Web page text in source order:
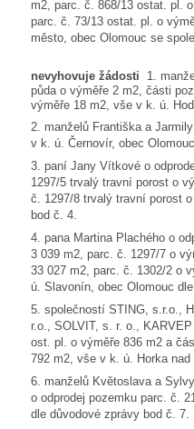
m2, parc. č. 868/13 ostat. pl.
parc. č. 73/13 ostat. pl. o
město, obec Olomouc se
nevyhovuje žádosti 1.
půda o výměře 2 m2, části
výměře 18 m2, vše v k. ú.
2. manželů Františka a
v k. ú. Černovír, obec
3. paní Jany Vítkové o
1297/5 trvalý travní porost o
č. 1297/8 trvalý travní porost
bod č. 4.
4. pana Martina Plachého o
3 039 m2, parc. č. 1297/7 o
33 027 m2, parc. č. 1302/2 o
ú. Slavonín, obec Olomouc
5. společností STING, s.r.o.,
r.o., SOLVIT, s. r. o.,
ost. pl. o výměře 836 m2 a
792 m2, vše v k. ú. Horka
6. manželů Květoslava a
o odprodej pozemku parc. č.
dle důvodové zprávy bod č. 7.